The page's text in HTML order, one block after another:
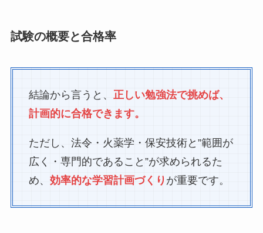
試験の概要と合格率
結論から言うと、 正しい勉強法で挑めば、
計画的に合格できます。
ただし、法令・火薬学・保安技術と”範囲が
広く・専門的であること”が求められるた
め、 効率的な学習計画づくり が重要です。